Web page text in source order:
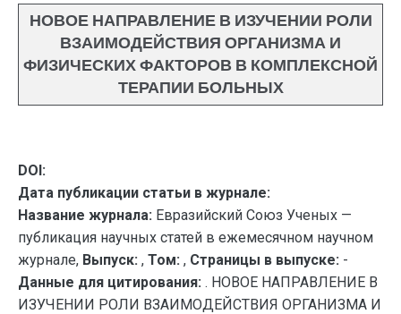
НОВОЕ НАПРАВЛЕНИЕ В ИЗУЧЕНИИ РОЛИ
ВЗАИМОДЕЙСТВИЯ ОРГАНИЗМА И
ФИЗИЧЕСКИХ ФАКТОРОВ В КОМПЛЕКСНОЙ
ТЕРАПИИ БОЛЬНЫХ
DOI:
Дата публикации статьи в журнале:
Название журнала: Евразийский Союз Ученых —
публикация научных статей в ежемесячном научном
журнале, Выпуск: , Том: , Страницы в выпуске: -
Данные для цитирования: . НОВОЕ НАПРАВЛЕНИЕ В
ИЗУЧЕНИИ РОЛИ ВЗАИМОДЕЙСТВИЯ ОРГАНИЗМА И